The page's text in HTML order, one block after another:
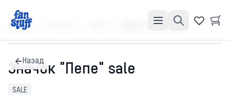
Главная Значок "Пепе" sale
Назад
Значок "Пепе" sale
SALE